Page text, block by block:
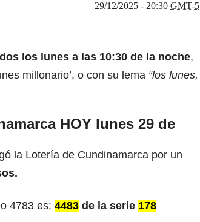
29/12/2025 - 20:30 GMT-5
los lunes a las 10:30 de la noche,
millonario’, o con su lema “los lunes,
HOY lunes 29 de
la Lotería de Cundinamarca por un
4783 es: 4483 de la serie 178